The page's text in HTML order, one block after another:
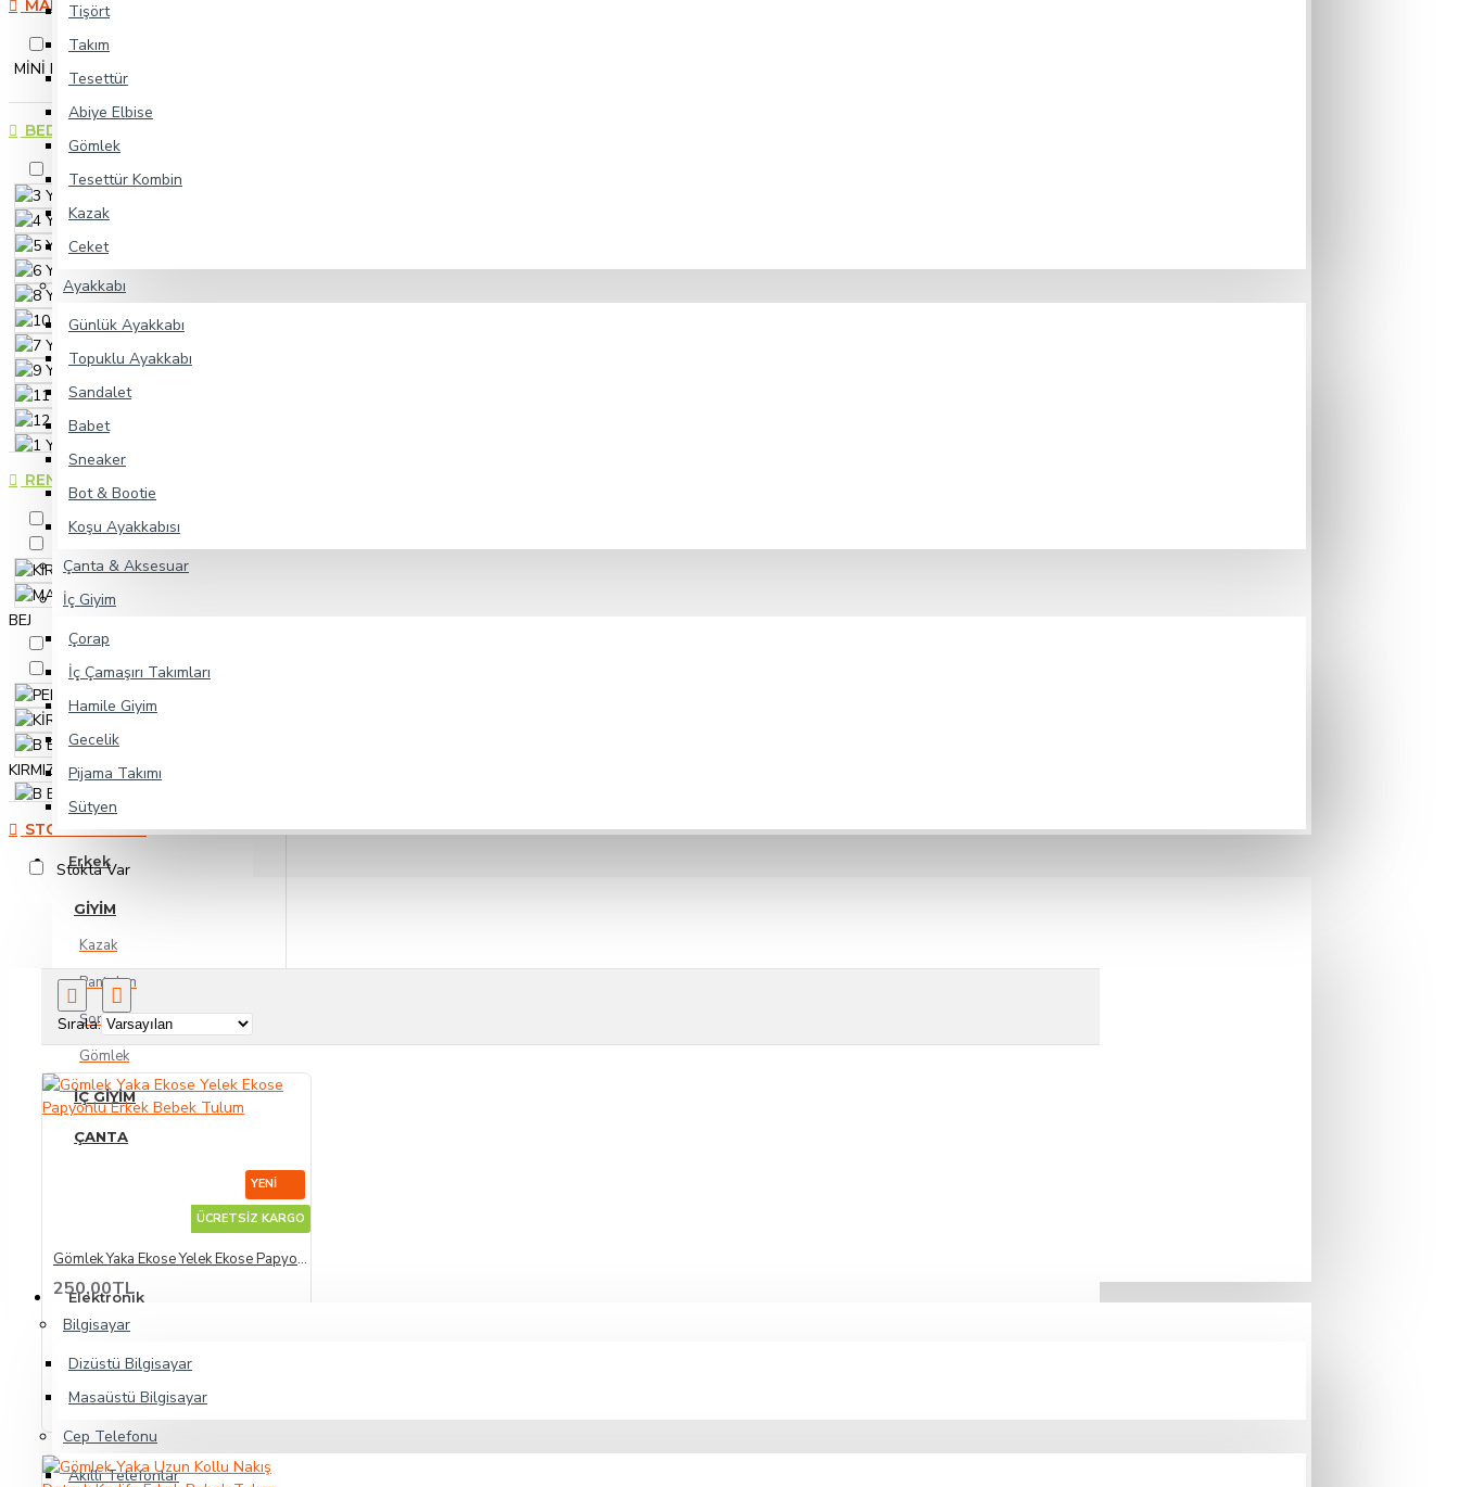
Tişört
Takım
Tesettür
Abiye Elbise
Gömlek
Tesettür Kombin
Kazak
Ceket
Ayakkabı
Günlük Ayakkabı
Topuklu Ayakkabı
Sandalet
Babet
Sneaker
Bot & Bootie
Koşu Ayakkabısı
Çanta & Aksesuar
İç Giyim
Çorap
İç Çamaşırı Takımları
Hamile Giyim
Gecelik
Pijama Takımı
Sütyen
Erkek
GIYIM
Kazak
Pantolon
Şort
Gömlek
İÇ GIYIM
ÇANTA
Elektronik
Bilgisayar
Dizüstü Bilgisayar
Masaüstü Bilgisayar
Cep Telefonu
Akıllı Telefonlar
MARKALAR
LAMATO KİDS
MİNİ HAYAL
BEDEN
2 YAŞ
4 YAŞ
5 YAŞ
6 YAŞ
8 YAŞ
10 YAŞ
9 YAŞ
11 YAŞ
12 YAŞ
RENK
SOMON
MOR
KIRMIZI
MAVİ
BEJ
BEYAZ
PEMBE
KİREMİT
KIRMIZI
SARI
BASKILI GRİ
BASKILI GRİ
STOK DURUMU
Stokta Var
Sırala:
YENI
ÜCRETSİZ KARGO
Gömlek Yaka Ekose Yelek Ekose Papyonlu Erkek Bebek Tulum
250,00TL
SEPETE EKLE